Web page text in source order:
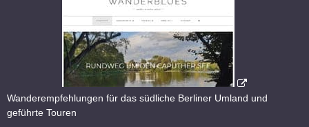
Wanderempfehlungen für das südliche Berliner Umland und
geführte Touren